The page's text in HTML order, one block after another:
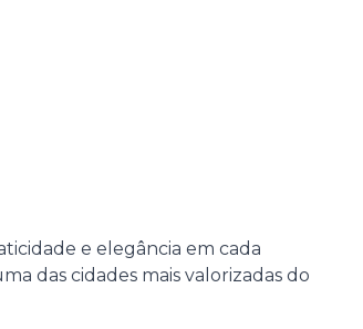
e elegância em cada
das cidades mais valorizadas do